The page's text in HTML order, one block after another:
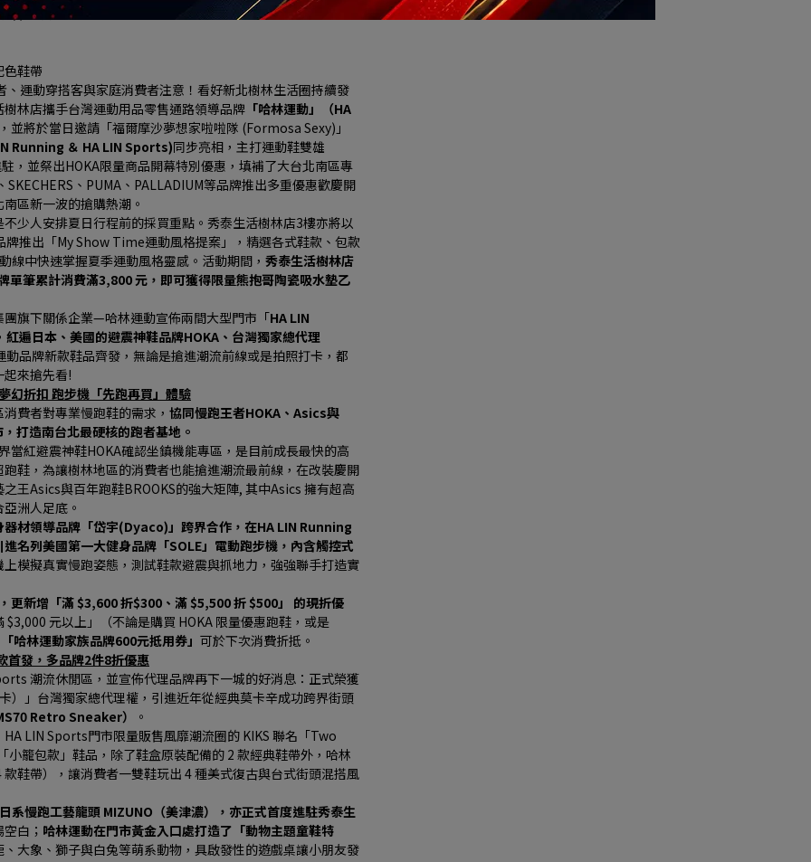
省上千元
色鞋帶
運動穿搭客與家庭消費者注意！看好新北樹林生活圈持續發
林店攜手台灣運動用品零售通路領導品牌 「哈林運動」（HA
將於當日邀請「福爾摩沙夢想家啦啦隊 (Formosa Sexy)」
Running ＆ HA LIN Sports)同步亮相，主打運動鞋雙雄
，並祭出HOKA限量商品開幕特別優惠，填補了大台北南區專
、PUMA、PALLADIUM等品牌推出多重優惠歡慶開
區新一波的搶購熱潮。
少人安排夏日行程前的採買重點。秀泰生活樹林店3樓亦將以
推出「My Show Time運動風格提案」，精選各式鞋款、包款
中快速掌握夏季運動風格靈感。活動期間， 秀泰生活樹林店
筆累計消費滿3,800 元，即可獲得限量熊抱哥陶瓷吸水墊乙
旗下關係企業—哈林運動宣佈兩間大型門市「HA LIN
紅遍日本、美國的避震神鞋品牌HOKA、台灣獨家總代理
動品牌新款鞋品齊發，無論是搶進潮流前線或是拍照打卡，都
來搶先看!
幻折扣 跑步機「先跑再買」體驗
費者對專業慢跑鞋的需求， 協同慢跑王者HOKA、Asics與
打造南台北最硬核的跑者基地。
紅避震神鞋HOKA確認坐鎮機能專區，是目前成長最快的高
鞋，為讓樹林地區的消費者也能搶進潮流最前線，在改裝慶開
王Asics與百年跑鞋BROOKS的強大矩陣, 其中Asics 擁有超高
洲人足底。
器材領導品牌「岱宇(Dyaco)」跨界合作，在HA LIN Running
名列美國第一大健身品牌「SOLE」電動跑步機，內含觸控式
模擬真實慢跑姿態，測試鞋款避震與抓地力，強強聯手打造實
更新增「滿 $3,600 折$300、滿 $5,500 折 $500」 的現折優
元以上」（不論是購買 HOKA 限量優惠跑鞋，或是
哈林運動家族品牌600元抵用券」 可於下次消費折抵。
首發，多品牌2件8折優惠
潮流休閒區，並宣佈代理品牌再下一城的好消息：正式榮獲
）」台灣獨家總代理權，引進近年從經典莫卡辛成功跨界街頭
Retro Sneaker）
。
LIN Sports門市限量販售風靡潮流圈的 KIKS 聯名「Two
小籠包款」鞋品，除了鞋盒原裝配備的 2 款經典鞋帶外，哈林
鞋帶），讓消費者一雙鞋玩出 4 種美式復古與台式街頭混搭風
系慢跑工藝龍頭 MIZUNO（美津濃），亦正式首度進駐秀泰生
白； 哈林運動在門市黃金入口處打造了「動物主題童鞋特
大象、獅子與白兔等萌系動物，具啟發性的遊戲桌讓小朋友發